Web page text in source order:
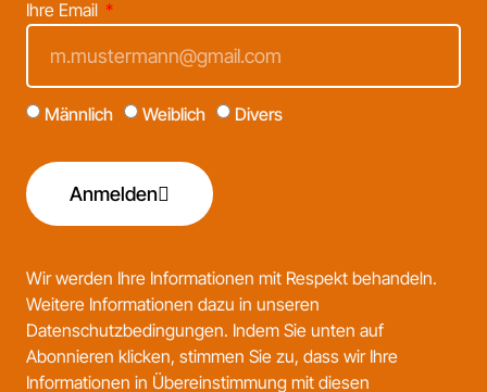
Ihre Email
Männlich Weiblich Divers
Anmelden
Wir werden Ihre Informationen mit Respekt behandeln.
Weitere Informationen dazu in unseren
Datenschutzbedingungen. Indem Sie unten auf
Abonnieren klicken, stimmen Sie zu, dass wir Ihre
Informationen in Übereinstimmung mit diesen